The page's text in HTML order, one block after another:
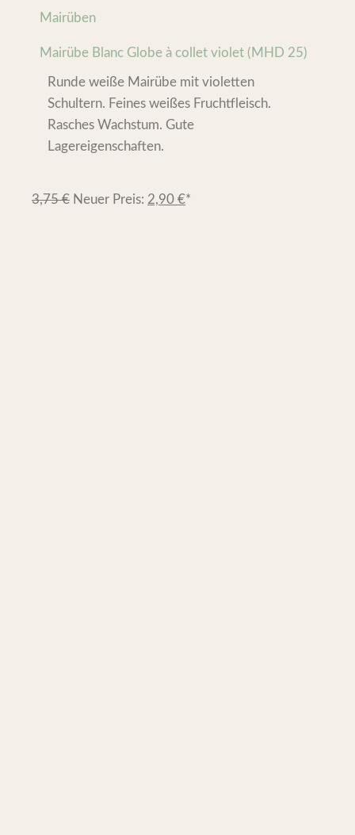
Mairüben
Mairübe Blanc Globe à collet violet (MHD 25)
Runde weiße Mairübe mit violetten
Schultern. Feines weißes Fruchtfleisch.
Rasches Wachstum. Gute
Lagereigenschaften.
3,75€ Neuer Preis: 2,90 €*